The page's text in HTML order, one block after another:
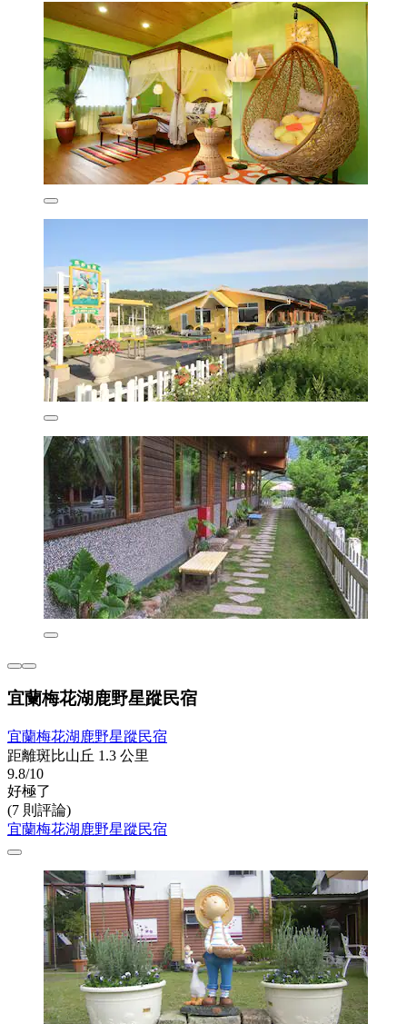
宜蘭梅花湖鹿野星蹤民宿
宜蘭梅花湖鹿野星蹤民宿
距離斑比山丘 1.3 公里
9.8/10
好極了
(7 則評論)
宜蘭梅花湖鹿野星蹤民宿